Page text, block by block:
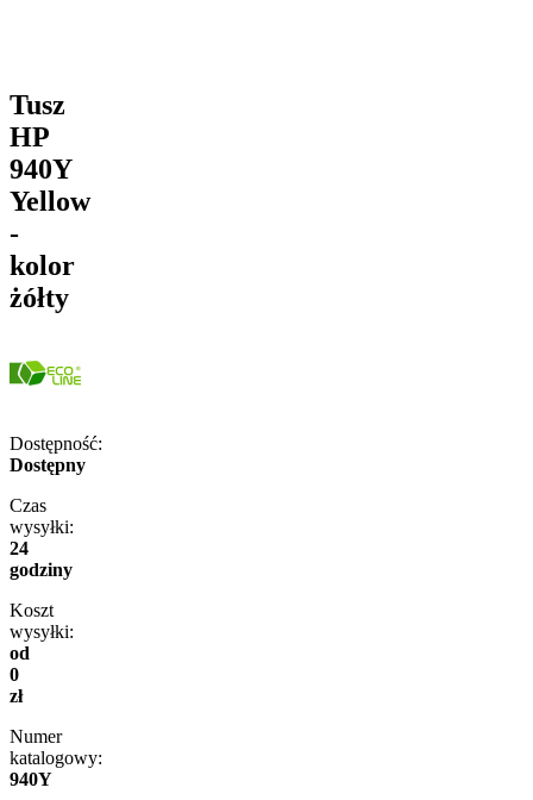
Tusz
HP
940Y
Yellow
-
kolor
żółty
Dostępność:
Dostępny
Czas
wysyłki:
24
godziny
Koszt
wysyłki:
od
0
zł
Numer
katalogowy:
940Y